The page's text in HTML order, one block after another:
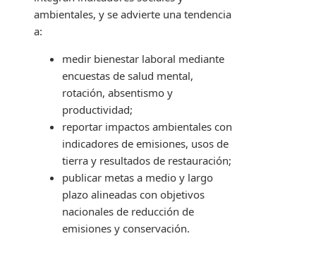
ambientales, y se advierte una tendencia
a:
medir bienestar laboral mediante
encuestas de salud mental,
rotación, absentismo y
productividad;
reportar impactos ambientales con
indicadores de emisiones, usos de
tierra y resultados de restauración;
publicar metas a medio y largo
plazo alineadas con objetivos
nacionales de reducción de
emisiones y conservación.